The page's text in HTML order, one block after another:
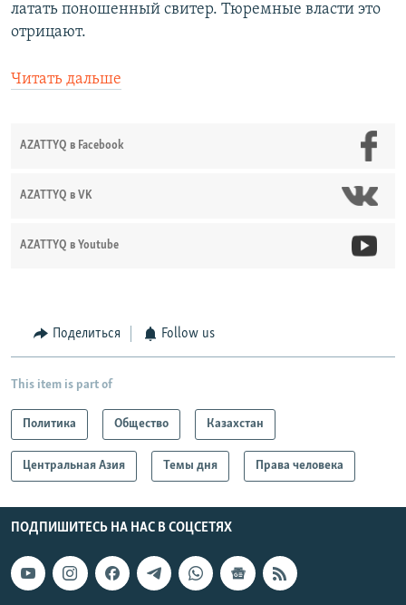
латать поношенный свитер. Тюремные власти это
отрицают.
Читать дальше
AZATTYQ в Facebook
AZATTYQ в VK
AZATTYQ в Youtube
Поделиться Follow us
This item is part of
Политика Общество Казахстан
Центральная Азия Темы дня Права человека
ПОДПИШИТЕСЬ НА НАС В СОЦСЕТЯХ